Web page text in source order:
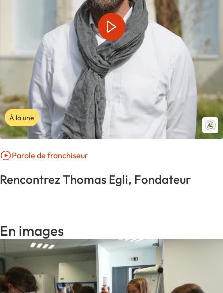
Rencontrez Thomas Egli, Fondateur
Parole de franchiseur
À la une
En images